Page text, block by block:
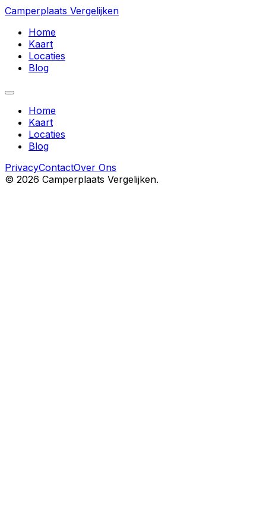
Camperplaats Vergelijken
Home
Kaart
Locaties
Blog
Home
Kaart
Locaties
Blog
PrivacyContactOver Ons
© 2026 Camperplaats Vergelijken.